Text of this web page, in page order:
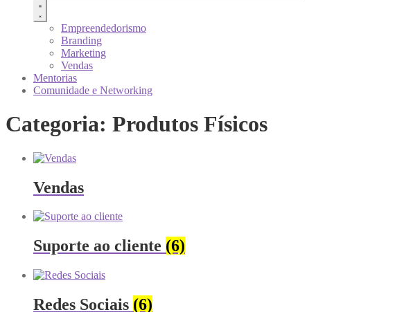
Empreendedorismo
Branding
Marketing
Vendas
Mentorias
Comunidade e Networking
Categoria: Produtos Físicos
Vendas
Suporte ao cliente (6)
Redes Sociais (6)